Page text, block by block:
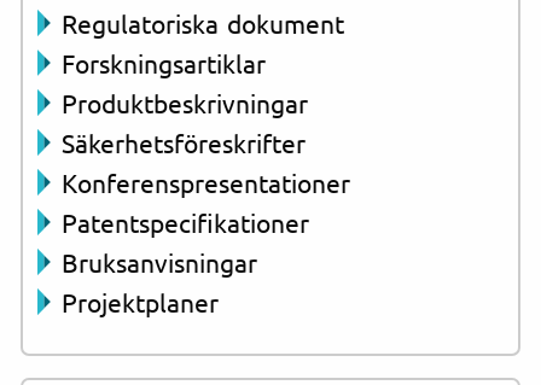
Regulatoriska dokument
Forskningsartiklar
Produktbeskrivningar
Säkerhetsföreskrifter
Konferenspresentationer
Patentspecifikationer
Bruksanvisningar
Projektplaner